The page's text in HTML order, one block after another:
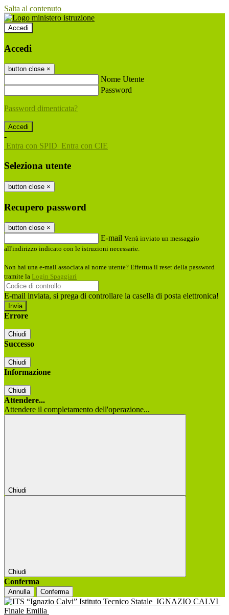
Salta al contenuto
Accedi
Accedi
button close ×
Nome Utente
Password
Password dimenticata?
-
Entra con SPID Entra con CIE
Seleziona utente
button close ×
Recupero password
button close ×
E-mail Verrà inviato un messaggio
all'indirizzo indicato con le istruzioni necessarie.
Non hai una e-mail associata al nome utente? Effettua il reset della password
tramite la Login Spaggiari
E-mail inviata, si prega di controllare la casella di posta elettronica!
Errore
Chiudi
Successo
Chiudi
Informazione
Chiudi
Attendere...
Attendere il completamento dell'operazione...
Chiudi
Chiudi
Conferma
Annulla Conferma
Istituto Tecnico Statale IGNAZIO CALVI
Finale Emilia